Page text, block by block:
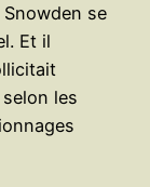
se
Et il
les